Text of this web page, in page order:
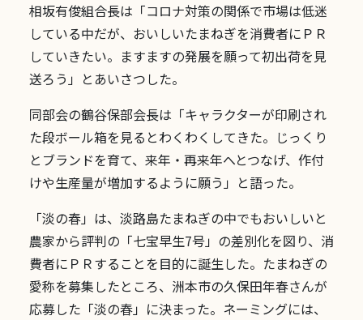
相坂有俊組合長は「コロナ対策の関係で市場は低迷
している中だが、おいしいたまねぎを消費者にＰＲ
していきたい。ますますの発展を願って初出荷を見
送ろう」とあいさつした。
同部会の鶴谷保部会長は「キャラクターが印刷され
た段ボール箱を見るとわくわくしてきた。じっくり
とブランドを育て、来年・再来年へとつなげ、作付
けや生産量が増加するように願う」と語った。
「淡の春」は、淡路島たまねぎの中でもおいしいと
農家から評判の「七宝早生7号」の差別化を図り、消
費者にＰＲすることを目的に誕生した。たまねぎの
愛称を募集したところ、洲本市の久保田年春さんが
応募した「淡の春」に決まった。ネーミングには、